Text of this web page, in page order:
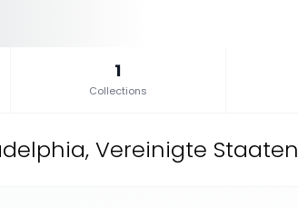
1
Collections
Vereinigte Staaten